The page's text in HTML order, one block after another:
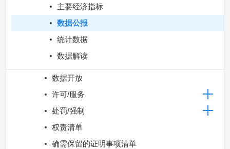
主要经济指标
数据公报
统计数据
数据解读
数据开放
许可/服务
处罚/强制
权责清单
确需保留的证明事项清单